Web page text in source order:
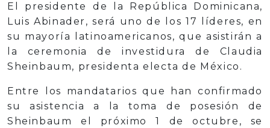
El presidente de la República Dominicana,
Luis Abinader, será uno de los 17 líderes, en
su mayoría latinoamericanos, que asistirán a
la ceremonia de investidura de Claudia
Sheinbaum, presidenta electa de México.
Entre los mandatarios que han confirmado
su asistencia a la toma de posesión de
Sheinbaum el próximo 1 de octubre, se